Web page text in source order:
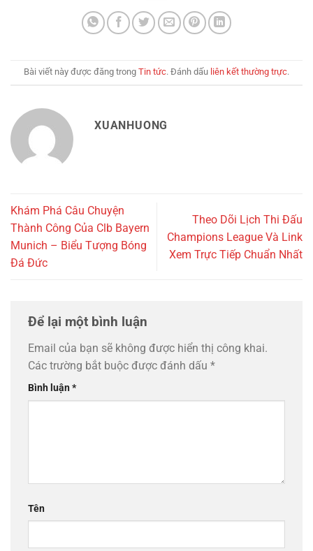
Bài viết này được đăng trong Tin tức. Đánh dấu liên kết thường trực.
XUANHUONG
Khám Phá Câu Chuyện
Thành Công Của Clb Bayern
Munich – Biểu Tượng Bóng
Đá Đức
Theo Dõi Lịch Thi Đấu
Champions League Và Link
Xem Trực Tiếp Chuẩn Nhất
Để lại một bình luận
Email của bạn sẽ không được hiển thị công khai.
Các trường bắt buộc được đánh dấu *
Bình luận*
Tên